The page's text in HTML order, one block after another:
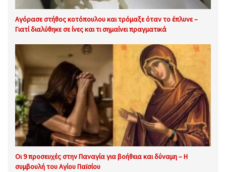
Αγόρασε στήθος κοτόπουλου και τρόμαξε όταν το έπλυνε –
Γιατί διαλύθηκε σε ίνες και τι σημαίνει πραγματικά
Οι 9 προσευχές στην Παναγία για βοήθεια και δύναμη – Η
συμβουλή του Αγίου Παϊσίου